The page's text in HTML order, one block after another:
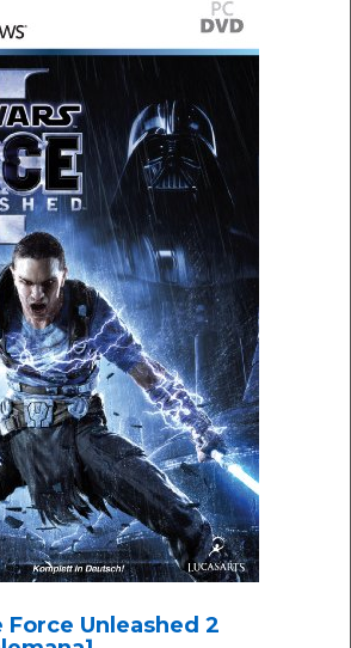
Force Unleashed 2